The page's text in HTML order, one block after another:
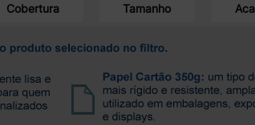
Cobertura Tamanho